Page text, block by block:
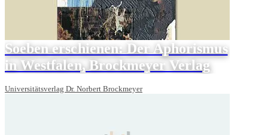
Soeben erschienen: Der Aphorismus
in Westfalen, Brockmeyer Verlag
Universitätsverlag Dr. Norbert Brockmeyer